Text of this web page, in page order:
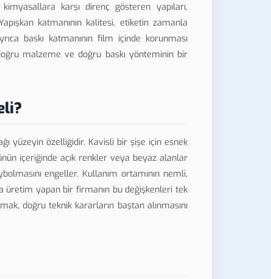
karşı direnç gösteren yapıları,
katmanının kalitesi, etiketin zamanla
baskı katmanının film içinde korunması
malzeme ve doğru baskı yönteminin bir
yüzeyin özelliğidir. Kavisli bir şişe için esnek
içeriğinde açık renkler veya beyaz alanlar
engeller. Kullanım ortamının nemli,
üretim yapan bir firmanın bu değişkenleri tek
doğru teknik kararların baştan alınmasını